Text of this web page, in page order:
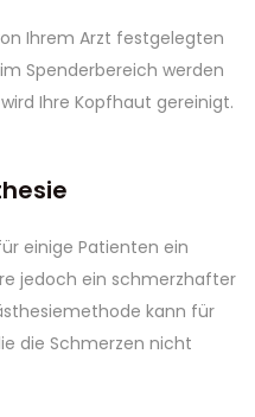
Ihrem Arzt festgelegten
Spenderbereich werden
Ihre Kopfhaut gereinigt.
einige Patienten ein
jedoch ein schmerzhafter
kann für
die Schmerzen nicht